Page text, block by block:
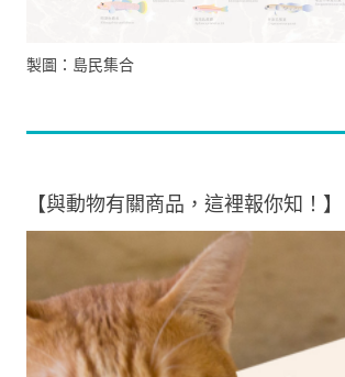
製圖：島民集合
【與動物有關商品，這裡報你知！】